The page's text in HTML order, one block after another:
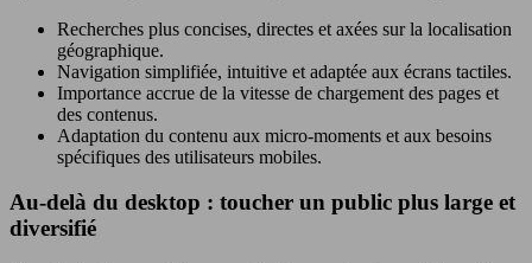
Recherches plus concises, directes et axées sur la localisation
géographique.
Navigation simplifiée, intuitive et adaptée aux écrans tactiles.
Importance accrue de la vitesse de chargement des pages et
des contenus.
Adaptation du contenu aux micro-moments et aux besoins
spécifiques des utilisateurs mobiles.
Au-delà du desktop : toucher un public plus large et
diversifié